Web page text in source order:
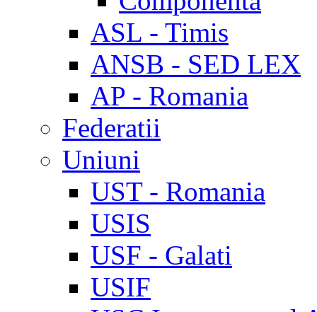
ASL - Timis
ANSB - SED LEX
AP - Romania
Federatii
Uniuni
UST - Romania
USIS
USF - Galati
USIF